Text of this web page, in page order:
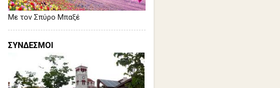
Με τον Σπύρο Μπαξέ
ΣΥΝΔΕΣΜΟΙ